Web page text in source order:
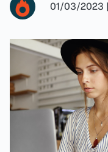
01/03/2023 |